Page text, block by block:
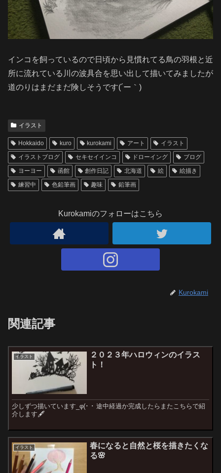
インコを飼っているので日頃から見慣れてる鳥の羽根と近
所に流れている川の波具合を思い出して描いてみましたが
道のりはまだまだ険しそうです(´ー｀)
イラスト
Hokkaido kuro kurokami アート
イラスト
イラストブログ
セキセイインコ ドローイング
ブログ
ヨーヨー
函館 創作日記 北海道 絵
絵描き
練習中
色鉛筆画 趣味 鉛筆画
Kurokamiのフォローはこちら
Kurokami
関連記事
イラスト
２０２３年ハロウィンのイラス
ト！
少しずつ描いています_φ(･ ･ 途中経過か完成したらまたこちらで紹
介します🖋
イラスト
春になると自然と桜を描きたくな
る🌸